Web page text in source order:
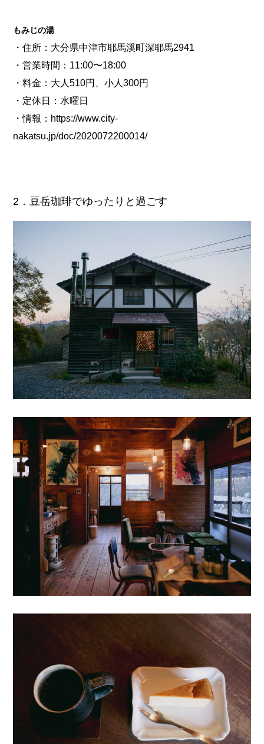
もみじの湯
・住所：大分県中津市耶馬溪町深耶馬2941
・営業時間：11:00〜18:00
・料金：大人510円、小人300円
・定休日：水曜日
・情報： https://www.city-
nakatsu.jp/doc/2020072200014/
2．豆岳珈琲でゆったりと過ごす